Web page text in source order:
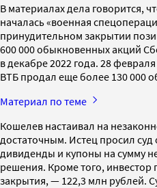
В материалах дела говорится,
началась «военная
принудительном закрытии
600 000 обыкновенных акций
в декабре 2022 года. 28
ВТБ продал еще более 130 000
Материал по теме
Кошелев настаивал на
достаточным. Истец просил
дивиденды и купоны на сумму
решения. Кроме того, инвестор
закрытия, — 122,3 млн рублей.